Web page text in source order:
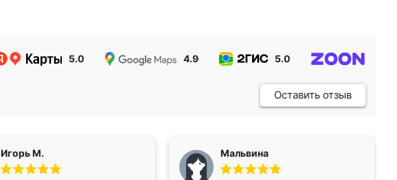
5.0 4.9 5.0
Оставить отзыв
Игорь М. Мальвина